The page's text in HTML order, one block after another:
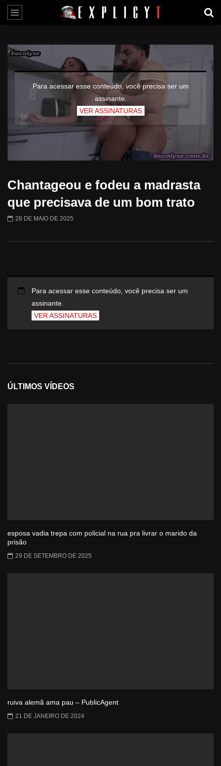
Para acessar esse conteúdo, você precisa ser um
assinante.
VER ASSINATURAS
Chantageou e fodeu a madrasta
que precisava de um bom trato
28 DE MAIO DE 2025
Para acessar esse conteúdo, você precisa ser um
assinante.
VER ASSINATURAS
ÚLTIMOS VÍDEOS
esposa vadia trepa com policial na rua pra livrar o marido da
prisão
29 DE SETEMBRO DE 2025
ruiva alemã ama pau – PublicAgent
21 DE JANEIRO DE 2024